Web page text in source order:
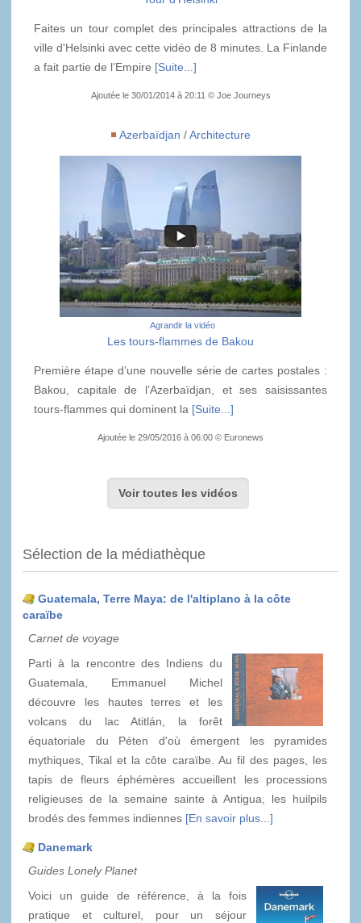
Faites un tour complet des principales attractions de la
ville d'Helsinki avec cette vidéo de 8 minutes. La Finlande
a fait partie de l’Empire [Suite...]
Ajoutée le 30/01/2014 à 20:11 © Joe Journeys
Azerbaïdjan /Architecture
Agrandir la vidéo
Les tours-flammes de Bakou
Première étape d’une nouvelle série de cartes postales :
Bakou, capitale de l’Azerbaïdjan, et ses saisissantes
tours-flammes qui dominent la [Suite...]
Ajoutée le 29/05/2016 à 06:00 © Euronews
Voir toutes les vidéos
Sélection de la médiathèque
Guatemala, Terre Maya: de l'altiplano à la côte
caraïbe
Carnet de voyage
Parti à la rencontre des Indiens du
Guatemala, Emmanuel Michel
découvre les hautes terres et les
volcans du lac Atitlán, la forêt
équatoriale du Péten d'où émergent les pyramides
mythiques, Tikal et la côte caraïbe. Au fil des pages, les
tapis de fleurs éphémères accueillent les processions
religieuses de la semaine sainte à Antigua, les huilpils
brodés des femmes indiennes [En savoir plus...]
Danemark
Guides Lonely Planet
Voici un guide de référence, à la fois
pratique et culturel, pour un séjour